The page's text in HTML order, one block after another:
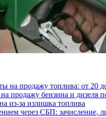
продажу топлива: от 20
продажу бензина и
из-за излишка топлива
через СБП: зачисление,